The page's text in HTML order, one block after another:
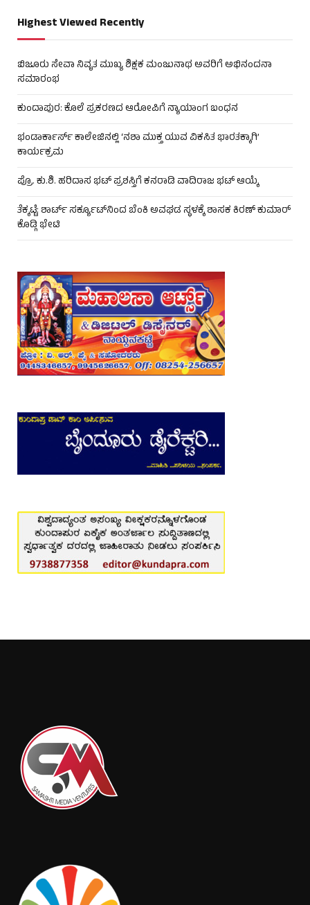
Highest Viewed Recently
ಬಿಜೂರು ಸೇವಾ ನಿವೃತ ಮುಖ್ಯ ಶಿಕ್ಷಕ ಮಂಜುನಾಥ ಅವರಿಗೆ ಅಭಿನಂದನಾ
ಸಮಾರಂಭ
ಕುಂದಾಪುರ: ಕೊಲೆ ಪ್ರಕರಣದ ಆರೋಪಿಗೆ ನ್ಯಾಯಾಂಗ ಬಂಧನ
ಭಂಡಾರ್ಕಾರ್ಸ್ ಕಾಲೇಜಿನಲ್ಲಿ ‘ನಶಾ ಮುಕ್ತ ಯುವ ವಿಕಸಿತ ಭಾರತಕ್ಕಾಗಿ’
ಕಾರ್ಯಕ್ರಮ
ಪ್ರೊ. ಕು.ಶಿ. ಹರಿದಾಸ ಭಟ್ ಪ್ರಶಸ್ತಿಗೆ ಕನರಾಡಿ ವಾದಿರಾಜ ಭಟ್ ಆಯ್ಕೆ
ತೆಕ್ಕಟ್ಟೆ: ಶಾರ್ಟ್ ಸರ್ಕ್ಯೂಟ್‌ನಿಂದ ಬೆಂಕಿ ಅವಘಡ ಸ್ಥಳಕ್ಕೆ ಶಾಸಕ ಕಿರಣ್ ಕುಮಾರ್
ಕೊಡ್ಗಿ ಭೇಟಿ